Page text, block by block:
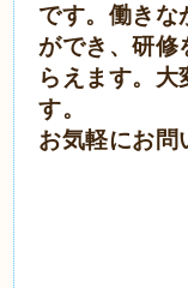
です。働きな
ができ、研修
らえます。 大
す。
お気軽にお